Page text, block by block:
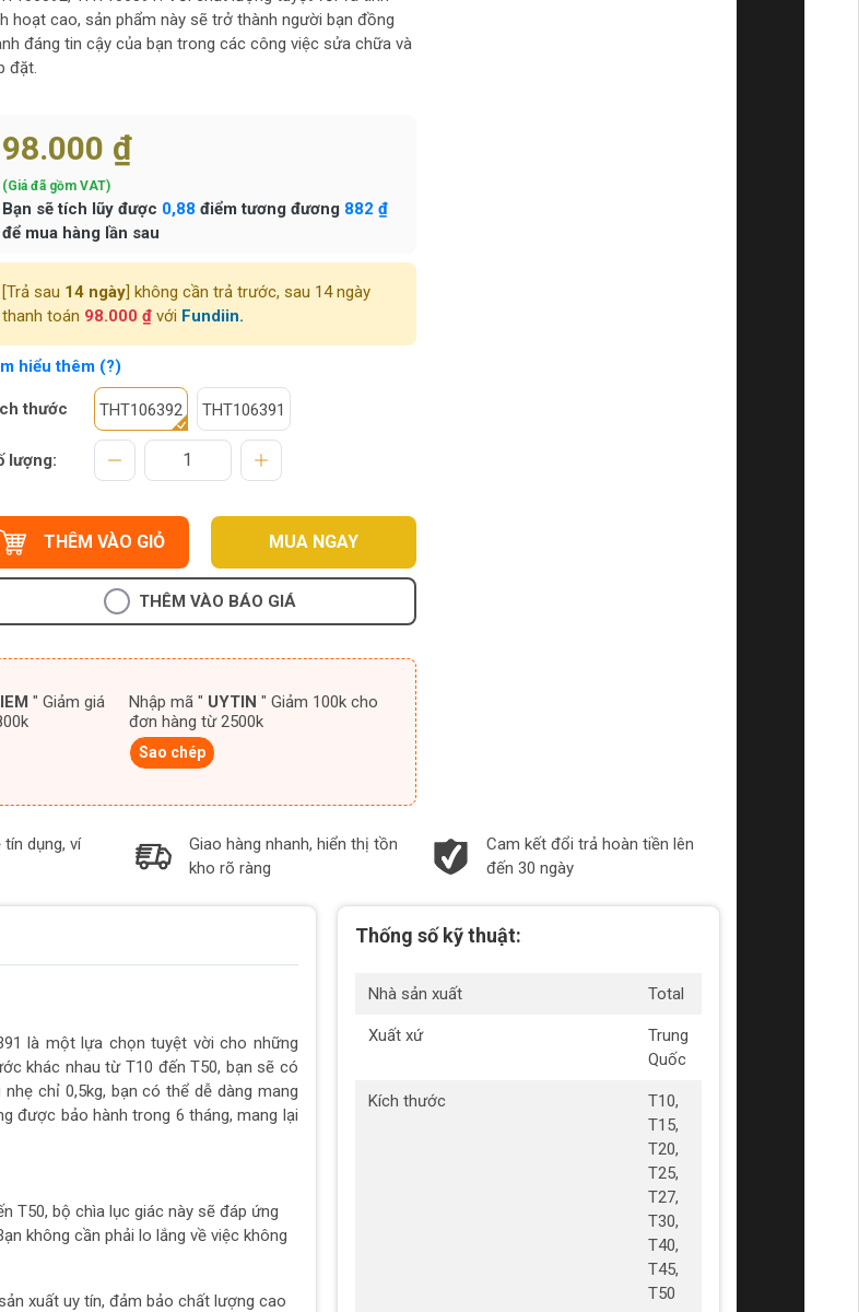
hoạt cao, sản phẩm này sẽ trở thành người bạn đồng
đáng tin cậy của bạn trong các công việc sửa chữa và
đặt.
98.000 ₫
(Giá đã gồm VAT)
Bạn sẽ tích lũy được 0,88 điểm tương đương 882 ₫
để mua hàng lần sau
[Trả sau 14 ngày] không cần trả trước, sau 14 ngày
thanh toán 98.000 ₫với Fundiin.
hiểu thêm (?)
thước THT106392 THT106391
lượng:
THÊM VÀO GIỎ MUA NGAY
THÊM VÀO BÁO GIÁ
" Giảm giá
Nhập mã " UYTIN " Giảm 100k cho
đơn hàng từ 2500k
Sao chép
dụng, ví
Giao hàng nhanh, hiển thị tồn
kho rõ ràng
Cam kết đổi trả hoàn tiền lên
đến 30 ngày
là một lựa chọn tuyệt vời cho những
khác nhau từ T10 đến T50, bạn sẽ có
chỉ 0,5kg, bạn có thể dễ dàng mang
được bảo hành trong 6 tháng, mang lại
T50, bộ chìa lục giác này sẽ đáp ứng
không cần phải lo lắng về việc không
xuất uy tín, đảm bảo chất lượng cao
Thống số kỹ thuật:
Nhà sản xuất Total
Xuất xứ
Trung
Quốc
Kích thước
T10,
T15,
T20,
T25,
T27,
T30,
T40,
T45,
T50